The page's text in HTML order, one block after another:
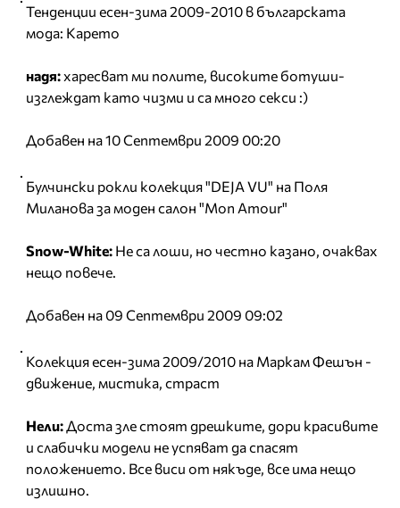
Тенденции есен-зима 2009-2010 в българската
мода: Карето
надя:харесват ми полите, високите ботуши-
изглеждат като чизми и са много секси :)
Добавен на 10 Септември 2009 00:20
Булчински рокли колекция "DEJA VU" на Поля
Миланова за моден салон "Mon Amour"
Snow-White: Не са лоши, но честно казано, очаквах
нещо повече.
Добавен на 09 Септември 2009 09:02
Колекция есен-зима 2009/2010 на Маркам Фешън -
движение, мистика, страст
Нели:Доста зле стоят дрешките, дори красивите
и слабички модели не успяват да спасят
положението. Все виси от някъде, все има нещо
излишно.